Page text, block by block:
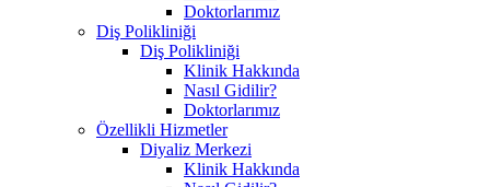
Doktorlarımız
Diş Polikliniği
Diş Polikliniği
Klinik Hakkında
Nasıl Gidilir?
Doktorlarımız
Özellikli Hizmetler
Diyaliz Merkezi
Klinik Hakkında